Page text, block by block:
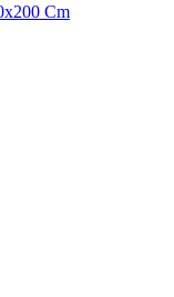
Cm